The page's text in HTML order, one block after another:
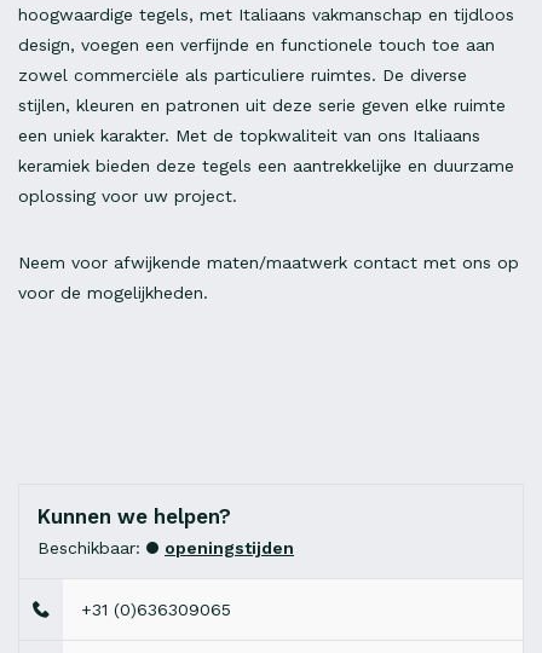
hoogwaardige tegels, met Italiaans vakmanschap en tijdloos
design, voegen een verfijnde en functionele touch toe aan
zowel commerciële als particuliere ruimtes. De diverse
stijlen, kleuren en patronen uit deze serie geven elke ruimte
een uniek karakter. Met de topkwaliteit van ons Italiaans
keramiek bieden deze tegels een aantrekkelijke en duurzame
oplossing voor uw project.
Neem voor afwijkende maten/maatwerk contact met ons op
voor de mogelijkheden.
Kunnen we helpen?
Beschikbaar: openingstijden
+31 (0)636309065